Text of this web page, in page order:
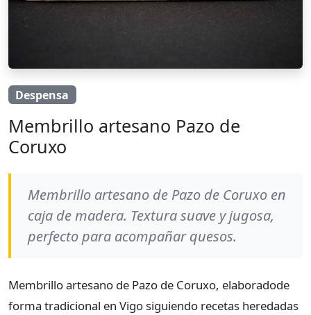
Despensa
Membrillo artesano Pazo de
Coruxo
Membrillo artesano de Pazo de Coruxo en
caja de madera. Textura suave y jugosa,
perfecto para acompañar quesos.
Membrillo artesano de Pazo de Coruxo, elaboradode
forma tradicional en Vigo siguiendo recetas heredadas